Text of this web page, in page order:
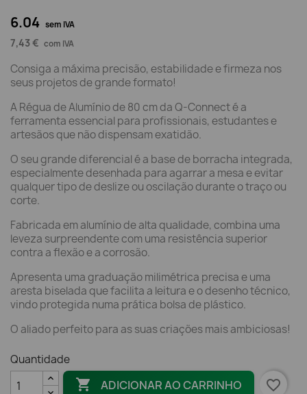
6.04 sem IVA
7,43 € com IVA
Consiga a máxima precisão, estabilidade e firmeza nos
seus projetos de grande formato!
A Régua de Alumínio de 80 cm da Q-Connect é a
ferramenta essencial para profissionais, estudantes e
artesãos que não dispensam exatidão.
O seu grande diferencial é a base de borracha integrada,
especialmente desenhada para agarrar a mesa e evitar
qualquer tipo de deslize ou oscilação durante o traço ou
corte.
Fabricada em alumínio de alta qualidade, combina uma
leveza surpreendente com uma resistência superior
contra a flexão e a corrosão.
Apresenta uma graduação milimétrica precisa e uma
aresta biselada que facilita a leitura e o desenho técnico,
vindo protegida numa prática bolsa de plástico.
O aliado perfeito para as suas criações mais ambiciosas!
Quantidade
 ADICIONAR AO CARRINHO favorite_border